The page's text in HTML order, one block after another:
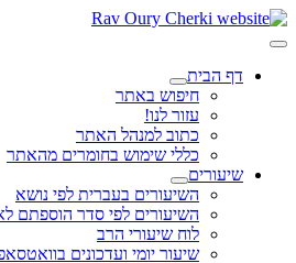
דף הבית
חיפוש באתר
עזור לנו!
כתוב למנהל האתר
כללי שימוש בחומרים מהאתר
שיעורים
השיעורים בעברית לפי נושא
השיעורים לפי סדר הוספתם
לוח שיעורי הרב
שיעור יומי ועדכונים